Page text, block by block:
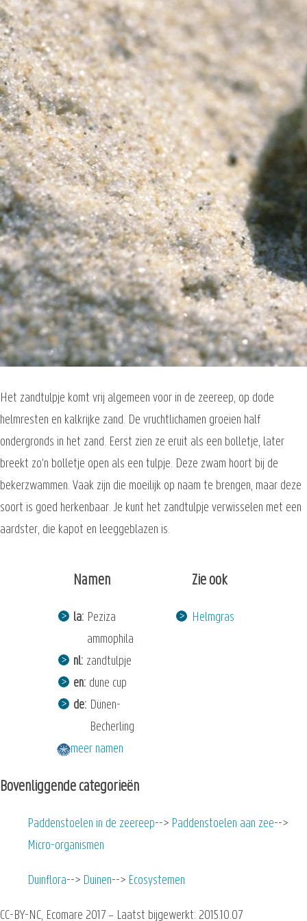
Het zandtulpje komt vrij algemeen voor in de zeereep, op dode
helmresten en kalkrijke zand. De vruchtlichamen groeien half
ondergronds in het zand. Eerst zien ze eruit als een bolletje, later
breekt zo'n bolletje open als een tulpje. Deze zwam hoort bij de
bekerzwammen. Vaak zijn die moeilijk op naam te brengen, maar deze
soort is goed herkenbaar. Je kunt het zandtulpje verwisselen met een
aardster, die kapot en leeggeblazen is.
Namen
la Peziza
ammophila
nl zandtulpje
en dune cup
de Dünen-
Becherling
meer namen
Zie ook
Helmgras
Bovenliggende categorieën
Paddenstoelen in de zeereep
Paddenstoelen aan zee
Micro-organismen
Duinflora Duinen Ecosystemen
CC-BY-NC, Ecomare 2017 – Laatst bijgewerkt: 2015.10.07